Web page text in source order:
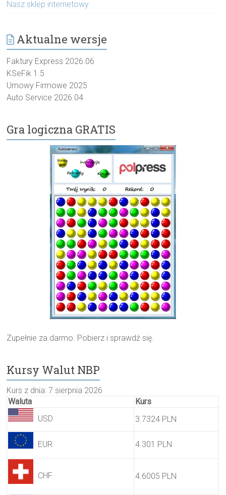
Nasz sklep internetowy
Aktualne wersje
Faktury Express 2026.06
KSeFik 1.5
Umowy Firmowe 2025
Auto Service 2026.04
Gra logiczna GRATIS
Zupełnie za darmo. Pobierz i sprawdź się.
Kursy Walut NBP
Kurs z dnia: 7 sierpnia 2026
Waluta
Kurs
USD
3.7324 PLN
EUR 4.301 PLN
CHF 4.6005 PLN